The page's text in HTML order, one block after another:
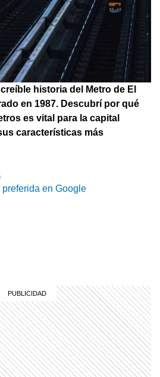
historia del Metro de El
en 1987. Descubrí por qué
es vital para la capital
características más